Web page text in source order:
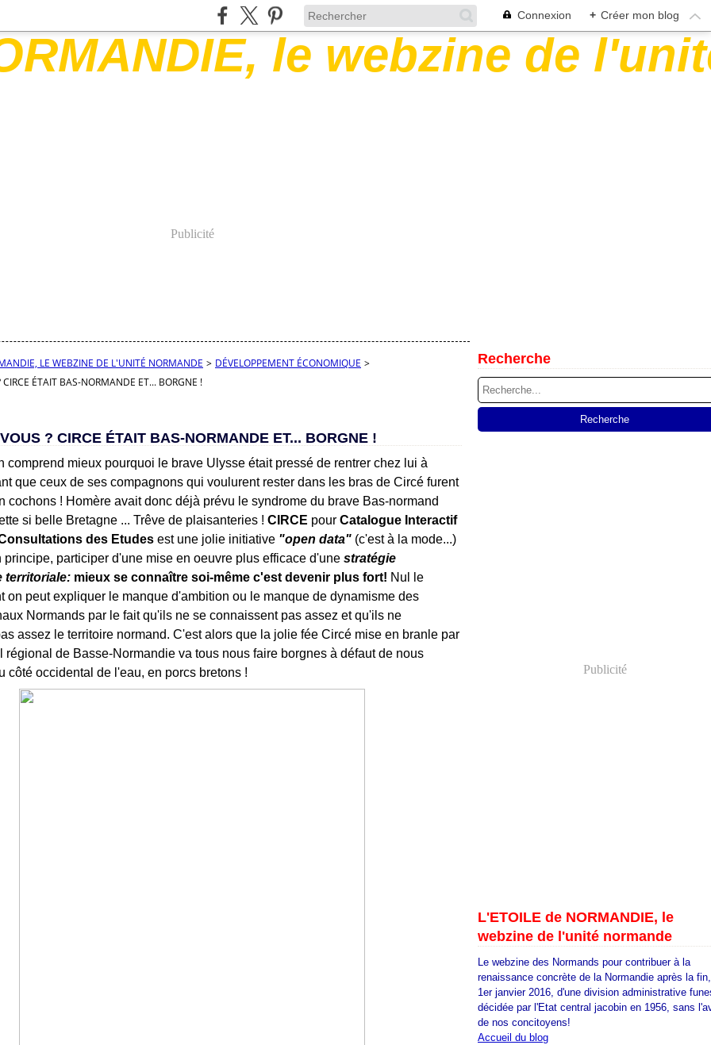
Connexion + Créer mon blog
Publicité
LE WEBZINE DE L'UNITÉ NORMANDE > DÉVELOPPEMENT ÉCONOMIQUE >
CIRCE ÉTAIT BAS-NORMANDE ET... BORGNE !
? CIRCE ÉTAIT BAS-NORMANDE ET... BORGNE !
comprend mieux pourquoi le brave Ulysse était pressé de rentrer chez lui à
que ceux de ses compagnons qui voulurent rester dans les bras de Circé furent
cochons ! Homère avait donc déjà prévu le syndrome du brave Bas-normand
si belle Bretagne ... Trêve de plaisanteries ! CIRCE pour Catalogue Interactif
des Etudes est une jolie initiative "open data" (c'est à la mode...)
principe, participer d'une mise en oeuvre plus efficace d'une stratégie
territoriale: mieux se connaître soi-même c'est devenir plus fort! Nul le
on peut expliquer le manque d'ambition ou le manque de dynamisme des
Normands par le fait qu'ils ne se connaissent pas assez et qu'ils ne
assez le territoire normand. C'est alors que la jolie fée Circé mise en branle par
régional de Basse-Normandie va tous nous faire borgnes à défaut de nous
côté occidental de l'eau, en porcs bretons !
Recherche
Publicité
L'ETOILE de NORMANDIE, le
webzine de l'unité normande
Le webzine des Normands pour contribuer à la
renaissance concrète de la Normandie après la
1er janvier 2016, d'une division administrative
décidée par l'Etat central jacobin en 1956, sans
de nos concitoyens!
Accueil du blog